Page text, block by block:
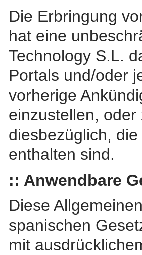
Die Erbringung
hat eine
Technology S.L.
Portals und/oder
vorherige
einzustellen,
diesbezüglich,
enthalten sind.
:: Anwendbare
Diese
spanischen
mit